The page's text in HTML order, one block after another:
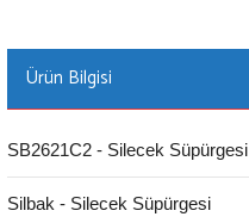
Ürün Bilgisi
SB2621C2 - Silecek Süpürgesi
Silbak - Silecek Süpürgesi